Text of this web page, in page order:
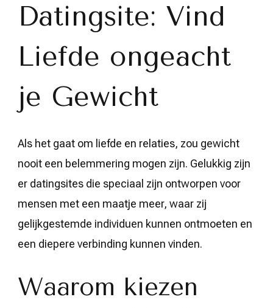
Helpt
Je
Bij
Vinden
van
Datingsite: Vind
Liefde ongeacht
je Gewicht
Als het gaat om liefde en relaties, zou gewicht
nooit een belemmering mogen zijn. Gelukkig zijn
er datingsites die speciaal zijn ontworpen voor
mensen met een maatje meer, waar zij
gelijkgestemde individuen kunnen ontmoeten en
een diepere verbinding kunnen vinden.
Waarom kiezen